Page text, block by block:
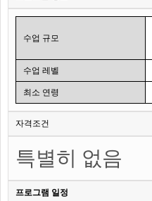
수업 규모
수업 레벨
최소 연령
자격조건
특별히 없음
프로그램 일정